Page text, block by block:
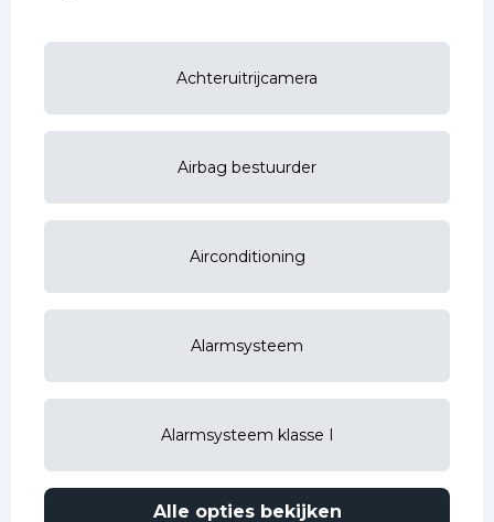
Achteruitrijcamera
Airbag bestuurder
Airconditioning
Alarmsysteem
Alarmsysteem klasse I
Alle opties bekijken